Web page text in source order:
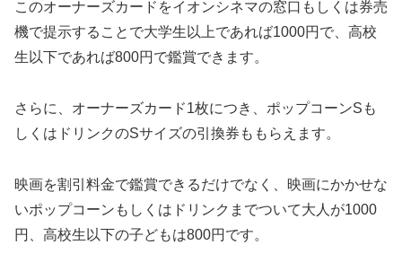
このオーナーズカードをイオンシネマの窓口もしくは券売
機で提示することで大学生以上であれば1000円で、高校
生以下であれば800円で鑑賞できます。
さらに、オーナーズカード1枚につき、ポップコーンSも
しくはドリンクのSサイズの引換券ももらえます。
映画を割引料金で鑑賞できるだけでなく、映画にかかせな
いポップコーンもしくはドリンクまでついて大人が1000
円、高校生以下の子どもは800円です。